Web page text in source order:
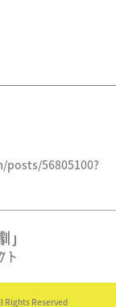
56805100?
Rights Reserved